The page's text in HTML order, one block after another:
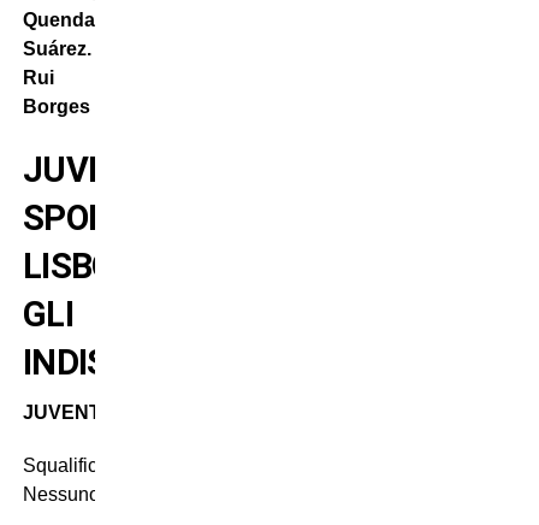
Quenda;
Suárez. All.
Rui
Borges
JUVENTUS-
SPORTING
LISBONA:
GLI
INDISPONIBILI
JUVENTUS
Squalificati:
Nessuno